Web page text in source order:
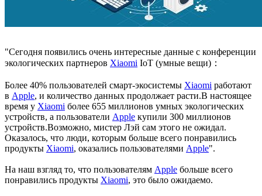
"Сегодня появились очень интересные данные с конференции
экологических партнеров Xiaomi IoT (умные вещи)：
Более 40% пользователей смарт-экосистемы Xiaomi работают
в Apple, и количество данных продолжает расти.В настоящее
время у Xiaomi более 655 миллионов умных экологических
устройств, а пользователи Apple купили 300 миллионов
устройств.Возможно, мистер Лэй сам этого не ожидал.
Оказалось, что люди, которым больше всего понравились
продукты Xiaomi, оказались пользователями Apple".
На наш взгляд то, что пользователям Apple больше всего
понравились продукты Xiaomi, это было ожидаемо.